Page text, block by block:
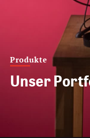
Produkte
Unser